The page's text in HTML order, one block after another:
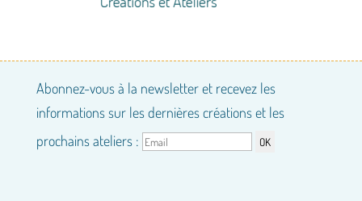
Abonnez-vous à la newsletter et recevez les
informations sur les dernières créations et les
prochains ateliers :